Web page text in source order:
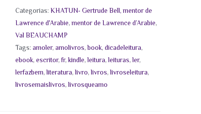
Categorias: KHATUN- Gertrude Bell, mentor de
Lawrence d'Arabie,mentor de Lawrence d’Arabie,
Val BEAUCHAMP
Tags: amoler, amolivros,book, dicadeleitura,
ebook, escritor,fr,kindle,leitura,leituras,ler,
lerfazbem,literatura,livro,livros,livroseleitura,
livrosemaislivros,livrosqueamo